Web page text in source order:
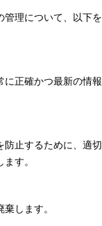
管理について、以下を
に正確かつ最新の情報
防止するために、適切
す。
します。